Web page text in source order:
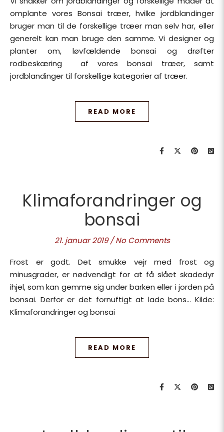
omplante vores Bonsai træer, hvilke jordblandinger
bruger man til de forskellige træer man selv har, eller
generelt kan man bruge den samme. Vi designer og
planter om, løvfældende bonsai og drøfter
rodbeskæring af vores bonsai træer, samt
jordblandinger til forskellige kategorier af træer.
READ MORE
Klimaforandringer og
bonsai
21. januar 2019 / No Comments
Frost er godt. Det smukke vejr med frost og
minusgrader, er nødvendigt for at få slået skadedyr
ihjel, som kan gemme sig under barken eller i jorden på
bonsai. Derfor er det fornuftigt at lade bons… Kilde:
Klimaforandringer og bonsai
READ MORE